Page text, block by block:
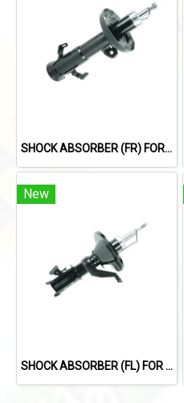
SHOCK ABSORBER (FR) FOR HONDA CIVIC FB '12-'15
New
SHOCK ABSORBER (FL) FOR HONDA CIVIC ES '01-'05 (แกน 25 มม.)